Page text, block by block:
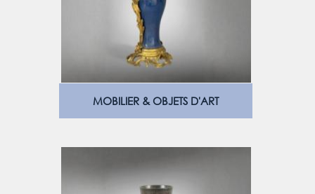
MOBILIER & OBJETS D'ART